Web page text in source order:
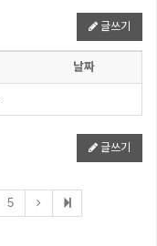
글쓰기
날짜
글쓰기
5